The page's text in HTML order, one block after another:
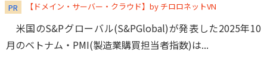
PR ​​​​​​​【ドメイン・サーバー・クラウド】by チロロネットVN
米国のS&Pグローバル(S&PGlobal)が発表した2025年10
月のベトナム・PMI(製造業購買担当者指数)は...